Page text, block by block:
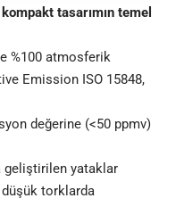
tasarımın temel
%100 atmosferik
Emission ISO 15848,
değerine (<50 ppmv)
geliştirilen yataklar
düşük torklarda